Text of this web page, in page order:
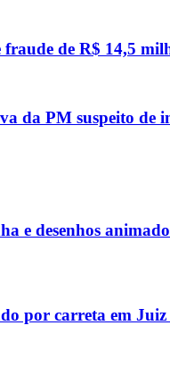
de R$ 14,5
da PM suspeito de
e desenhos
por carreta em Juiz